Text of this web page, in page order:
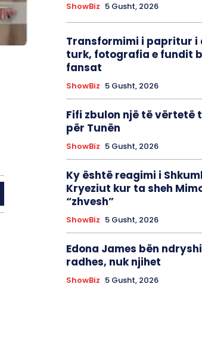
ShowBiz 5 Gusht, 2026
Transformimi i papritur
turk, fotografia e fundit
fansat
ShowBiz 5 Gusht, 2026
Fifi zbulon një të vërtetë
për Tunën
ShowBiz 5 Gusht, 2026
Ky është reagimi i
Kryeziut kur ta sheh
“zhvesh”
ShowBiz 5 Gusht, 2026
Edona James bën
radhes, nuk njihet
ShowBiz 5 Gusht, 2026